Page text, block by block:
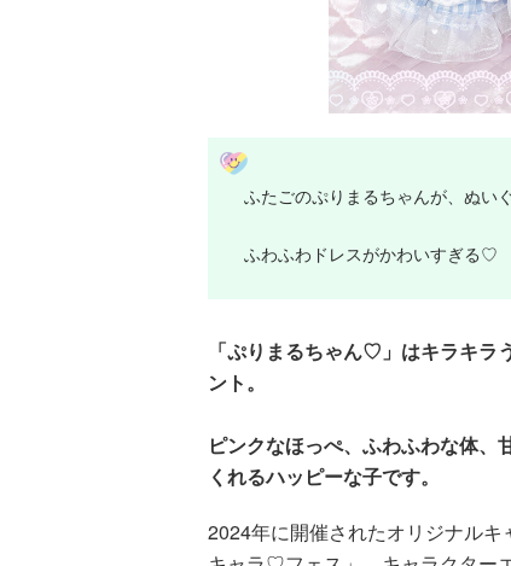
ふたごのぷりまるちゃんが、ぬい
ふわふわドレスがかわいすぎる♡
「ぷりまるちゃん♡」はキラキラ
ント。
ピンクなほっぺ、ふわふわな体、
くれるハッピーな子です。
2024年に開催されたオリジナル